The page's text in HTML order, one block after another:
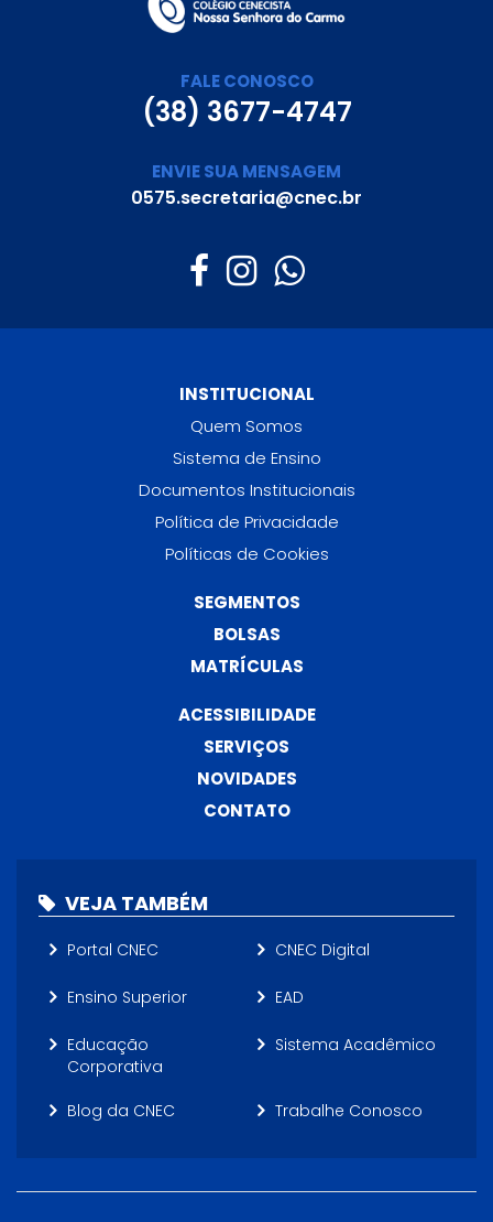
FALE CONOSCO
(38) 3677-4747
ENVIE SUA MENSAGEM
0575.secretaria@cnec.br
INSTITUCIONAL
Quem Somos
Sistema de Ensino
Documentos Institucionais
Política de Privacidade
Políticas de Cookies
SEGMENTOS
BOLSAS
MATRÍCULAS
ACESSIBILIDADE
SERVIÇOS
NOVIDADES
CONTATO
VEJA TAMBÉM
Portal CNEC CNEC Digital
Ensino Superior EAD
Educação
Corporativa
Sistema Acadêmico
Blog da CNEC Trabalhe Conosco